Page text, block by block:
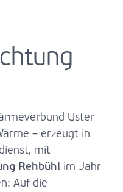
Uster
– erzeugt in
mit
Rehbühl im Jahr
Auf die